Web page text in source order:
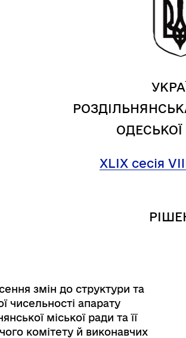
Рада
ОДЕСЬКОЇ
XLIX сесія
змін до структури та
чисельності апарату
міської ради та її
комітету й виконавчих